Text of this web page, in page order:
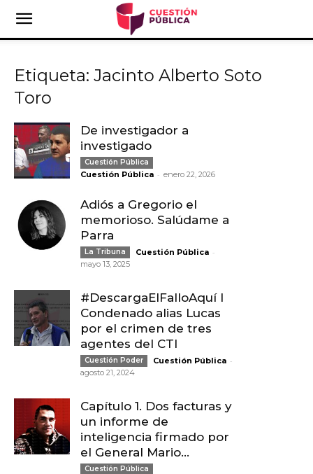
Etiqueta: Jacinto Alberto Soto
Toro
De investigador a
investigado
Cuestión Pública
Cuestión Pública - enero 22, 2026
Adiós a Gregorio el
memorioso. Salúdame a
Parra
La Tribuna Cuestión Pública -
mayo 13, 2025
#DescargaElFalloAquí I
Condenado alias Lucas
por el crimen de tres
agentes del CTI
Cuestión Poder Cuestión Pública -
agosto 21, 2024
Capítulo 1. Dos facturas y
un informe de
inteligencia firmado por
el General Mario...
Cuestión Pública